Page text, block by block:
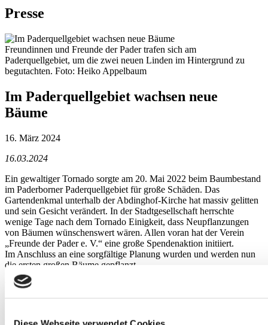
Presse
Freundinnen und Freunde der Pader trafen sich am
Paderquellgebiet, um die zwei neuen Linden im Hintergrund zu
begutachten. Foto: Heiko Appelbaum
Im Paderquellgebiet wachsen neue
Bäume
16. März 2024
16.03.2024
Ein gewaltiger Tornado sorgte am 20. Mai 2022 beim Baumbestand
im Paderborner Paderquellgebiet für große Schäden. Das
Gartendenkmal unterhalb der Abdinghof-Kirche hat massiv gelitten
und sein Gesicht verändert. In der Stadtgesellschaft herrschte
wenige Tage nach dem Tornado Einigkeit, dass Neupflanzungen
von Bäumen wünschenswert wären. Allen voran hat der Verein
„Freunde der Pader e. V.“ eine große Spendenaktion initiiert.
Im Anschluss an eine sorgfältige Planung wurden und werden nun
die ersten großen Bäume gepflanzt.
Während einer symbolischen Baumübergabe haben die
Paderfreunde ihren Mitgliedern jetzt zwei Linden „Tilia cordata“ der
Zentimetern vorgestellt. Sie wurden jüngst im westlichen